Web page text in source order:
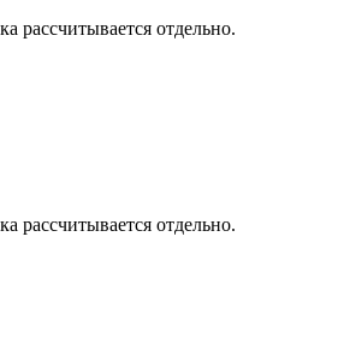
рассчитывается отдельно.
рассчитывается отдельно.